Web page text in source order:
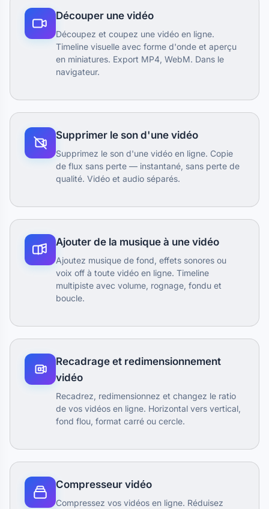
Découper une vidéo
Découpez et coupez une vidéo en ligne.
Timeline visuelle avec forme d'onde et aperçu
en miniatures. Export MP4, WebM. Dans le
navigateur.
Supprimer le son d'une vidéo
Supprimez le son d'une vidéo en ligne. Copie
de flux sans perte — instantané, sans perte de
qualité. Vidéo et audio séparés.
Ajouter de la musique à une vidéo
Ajoutez musique de fond, effets sonores ou
voix off à toute vidéo en ligne. Timeline
multipiste avec volume, rognage, fondu et
boucle.
Recadrage et redimensionnement
vidéo
Recadrez, redimensionnez et changez le ratio
de vos vidéos en ligne. Horizontal vers vertical,
fond flou, format carré ou cercle.
Compresseur vidéo
Compressez vos vidéos en ligne. Réduisez